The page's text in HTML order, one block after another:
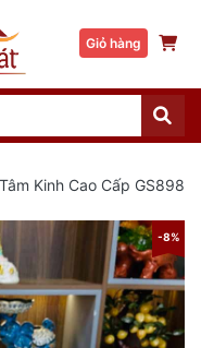
Giỏ hàng
Kinh Cao Cấp GS898
-8%